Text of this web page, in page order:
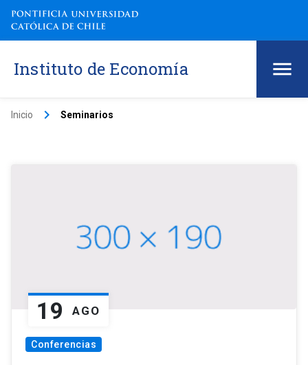
Instituto de Economía
Inicio keyboard_arrow_right Seminarios
19 AGO
Conferencias